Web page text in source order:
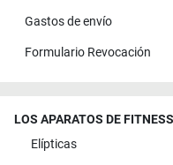
Gastos de envío
Formulario Revocación
LOS APARATOS DE
Elípticas